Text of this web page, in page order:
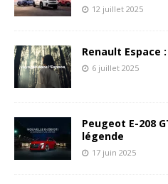
12 juillet 2025
Renault Espace
6 juillet 2025
Peugeot E-208
légende
17 juin 2025